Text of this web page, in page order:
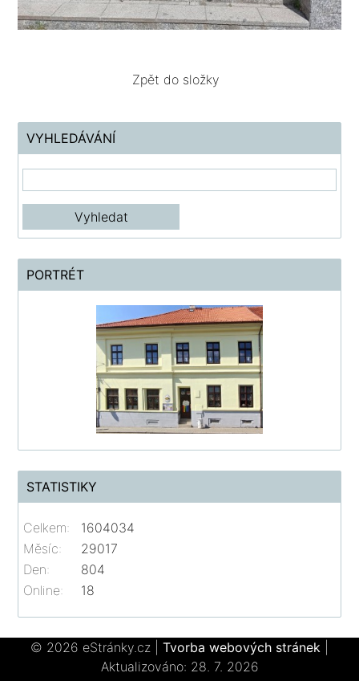
Zpět do složky
VYHLEDÁVÁNÍ
PORTRÉT
STATISTIKY
Online: 18
Celkem:
1604034
Měsíc:
29017
Den:
804
© 2026 eStránky.cz Tvorba webových stránek
Aktualizováno: 28. 7. 2026